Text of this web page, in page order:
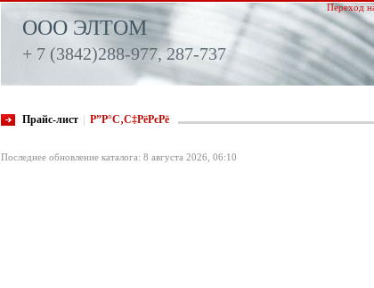
ООО ЭЛТОМ
+ 7 (3842)288-977, 287-737
Переход
Прайс-лист Р”Р°С‚С‡РёРєРё
Последнее обновление каталога: 8 августа 2026, 06:10